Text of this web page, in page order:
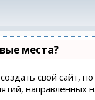
места?
свой сайт,